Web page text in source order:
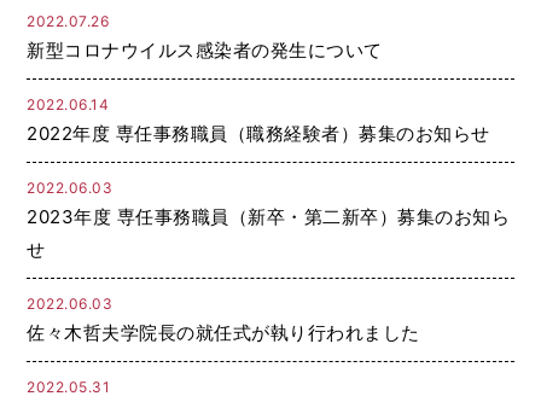
2022.07.26
新型コロナウイルス感染者の発生について
2022.06.14
2022年度 専任事務職員（職務経験者）募集のお知らせ
2022.06.03
2023年度 専任事務職員（新卒・第二新卒）募集のお知ら
せ
2022.06.03
佐々木哲夫学院長の就任式が執り行われました
2022.05.31